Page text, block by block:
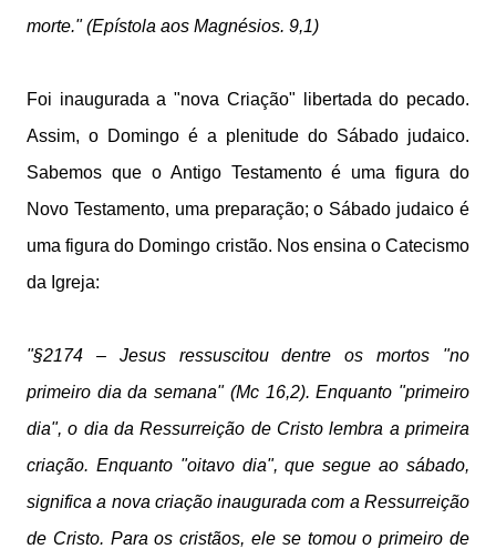
morte." (Epístola aos Magnésios. 9,1)
Foi inaugurada a "nova Criação" libertada do pecado.
Assim, o Domingo é a plenitude do Sábado judaico.
Sabemos que o Antigo Testamento é uma figura do
Novo Testamento, uma preparação; o Sábado judaico é
uma figura do Domingo cristão. Nos ensina o Catecismo
da Igreja:
"§2174 – Jesus ressuscitou dentre os mortos "no
primeiro dia da semana" (Mc 16,2). Enquanto "primeiro
dia", o dia da Ressurreição de Cristo lembra a primeira
criação. Enquanto "oitavo dia", que segue ao sábado,
significa a nova criação inaugurada com a Ressurreição
de Cristo. Para os cristãos, ele se tomou o primeiro de